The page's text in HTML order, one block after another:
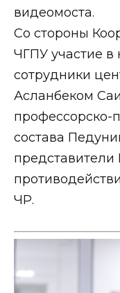
видеомоста.
Со стороны
ЧГПУ участие в
сотрудники
Асланбеком
профессорско-
состава
представители
ЧР.